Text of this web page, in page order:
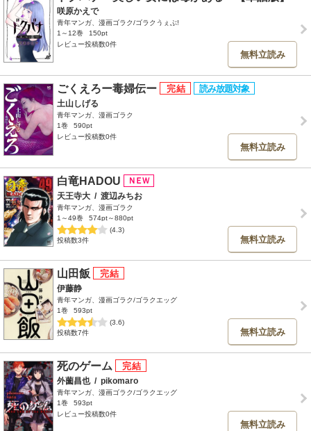
咲原かえで
青年マンガ、漫画ゴラク/ゴラクうぇぶ!
1～12巻
150pt
レビュー投稿数0件
無料立読み
ごくえろー毒婦伝ー
土山しげる
青年マンガ、漫画ゴラク
1巻
590pt
レビュー投稿数0件
無料立読み
白竜HADOU
天王寺大 / 渡辺みちお
青年マンガ、漫画ゴラク
1～49巻
574pt～880pt
(4.3)
投稿数3件
無料立読み
山田飯
伊藤静
青年マンガ、漫画ゴラク/ゴラクエッグ
1巻
593pt
(3.6)
投稿数7件
無料立読み
死のゲーム
外薗昌也 / pikomaro
青年マンガ、漫画ゴラク/ゴラクエッグ
1巻
593pt
レビュー投稿数0件
無料立読み